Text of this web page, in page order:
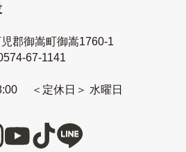
郡御嵩町御嵩1760-1
67-1141
＜定休日＞ 水曜日